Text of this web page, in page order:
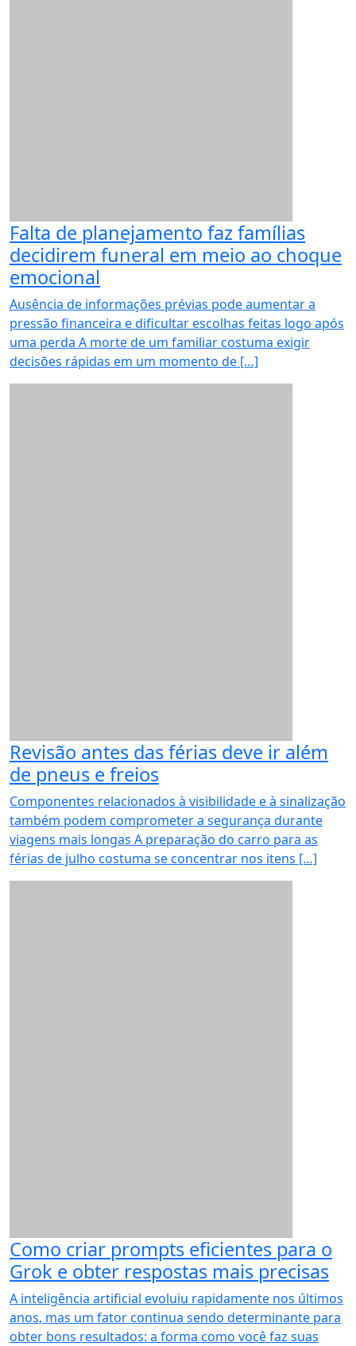
Falta de planejamento faz famílias
decidirem funeral em meio ao choque
emocional
Ausência de informações prévias pode aumentar a
pressão financeira e dificultar escolhas feitas logo após
uma perda A morte de um familiar costuma exigir
decisões rápidas em um momento de […]
Revisão antes das férias deve ir além
de pneus e freios
Componentes relacionados à visibilidade e à sinalização
também podem comprometer a segurança durante
viagens mais longas A preparação do carro para as
férias de julho costuma se concentrar nos itens […]
Como criar prompts eficientes para o
Grok e obter respostas mais precisas
A inteligência artificial evoluiu rapidamente nos últimos
anos, mas um fator continua sendo determinante para
obter bons resultados: a forma como você faz suas